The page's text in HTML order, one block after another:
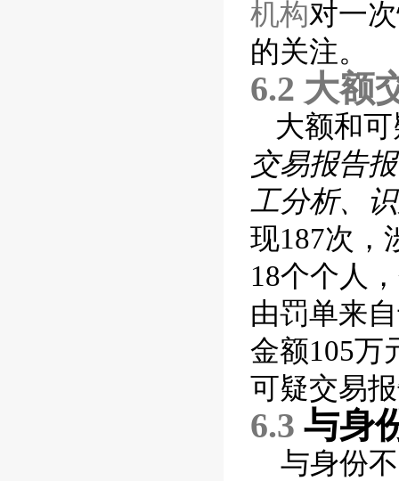
机构对一
的关注。
6.2 大额
大额和
交易报告
工分析、
现187次，
18个个人
由罚单来
金额105万
可疑交易
6.3 与身
与身份